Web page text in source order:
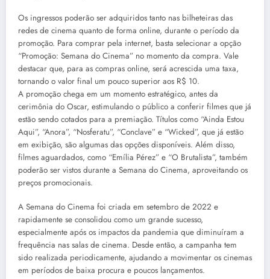
Os ingressos poderão ser adquiridos tanto nas bilheteiras das
redes de cinema quanto de forma online, durante o período da
promoção. Para comprar pela internet, basta selecionar a opção
“Promoção: Semana do Cinema” no momento da compra. Vale
destacar que, para as compras online, será acrescida uma taxa,
tornando o valor final um pouco superior aos R$ 10.
A promoção chega em um momento estratégico, antes da
cerimônia do Oscar, estimulando o público a conferir filmes que já
estão sendo cotados para a premiação. Títulos como “Ainda Estou
Aqui”, “Anora”, “Nosferatu”, “Conclave” e “Wicked”, que já estão
em exibição, são algumas das opções disponíveis. Além disso,
filmes aguardados, como “Emília Pérez” e “O Brutalista”, também
poderão ser vistos durante a Semana do Cinema, aproveitando os
preços promocionais.
A Semana do Cinema foi criada em setembro de 2022 e
rapidamente se consolidou como um grande sucesso,
especialmente após os impactos da pandemia que diminuíram a
frequência nas salas de cinema. Desde então, a campanha tem
sido realizada periodicamente, ajudando a movimentar os cinemas
em períodos de baixa procura e poucos lançamentos.